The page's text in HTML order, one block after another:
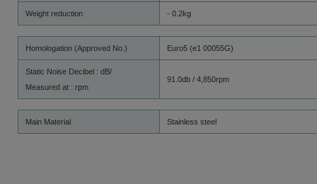
Weight reduction - 0.2kg
Homologation (Approved No.) Euro5 (e1 00055G)
Static Noise Decibel : dB/
Measured at : rpm
91.0db / 4,850rpm
Main Material Stainless steel